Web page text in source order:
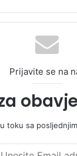
Prijavite se na
toku sa